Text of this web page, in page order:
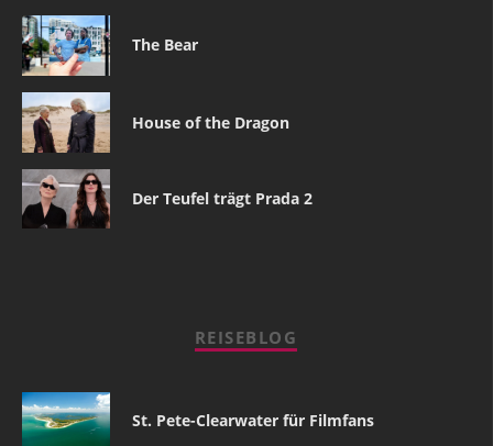
The Bear
House of the Dragon
Der Teufel trägt Prada 2
REISEBLOG
St. Pete-Clearwater für Filmfans